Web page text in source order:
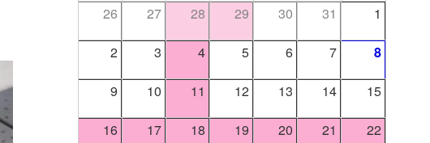
26 27 28 29 30 31 1
2 3 4 5 6 7 8
9 10 11 12 13 14 15
16 17 18 19 20 21 22